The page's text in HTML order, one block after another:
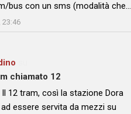
bus con un sms (modalità che…
23:46
chiamato 12
Il 12 tram, così la stazione Dora
essere servita da mezzi su